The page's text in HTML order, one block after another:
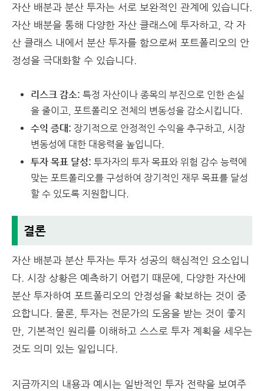
자산 배분과 분산 투자는 서로 보완적인 관계에 있습니다.
자산 배분을 통해 다양한 자산 클래스에 투자하고, 각 자
산 클래스 내에서 분산 투자를 함으로써 포트폴리오의 안
정성을 극대화할 수 있습니다.
리스크 감소: 특정 자산이나 종목의 부진으로 인한 손실
을 줄이고, 포트폴리오 전체의 변동성을 감소시킵니다.
수익 증대: 장기적으로 안정적인 수익을 추구하고, 시장
변동성에 대한 대응력을 높입니다.
투자 목표 달성: 투자자의 투자 목표와 위험 감수 능력에
맞는 포트폴리오를 구성하여 장기적인 재무 목표를 달성
할 수 있도록 지원합니다.
결론
자산 배분과 분산 투자는 투자 성공의 핵심적인 요소입니
다. 시장 상황은 예측하기 어렵기 때문에, 다양한 자산에
분산 투자하여 포트폴리오의 안정성을 확보하는 것이 중
요합니다. 물론, 투자는 전문가의 도움을 받는 것이 좋지
만, 기본적인 원리를 이해하고 스스로 투자 계획을 세우는
것도 의미 있는 일입니다.
지금까지의 내용과 예시는 일반적인 투자 전략을 보여주